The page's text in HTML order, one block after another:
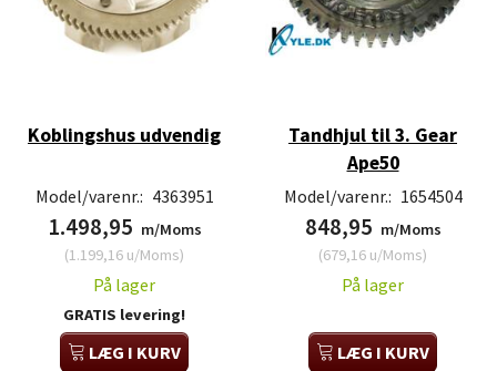
Koblingshus udvendig
Model/varenr.: 4363951
1.498,95 m/Moms
(1.199,16 u/Moms)
På lager
GRATIS levering!
LÆG I KURV
Tandhjul til 3. Gear
Ape50
Model/varenr.: 1654504
848,95 m/Moms
(679,16 u/Moms)
På lager
LÆG I KURV